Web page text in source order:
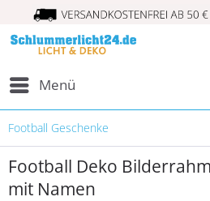
Menü
Football Geschenke
Football Deko
mit Namen